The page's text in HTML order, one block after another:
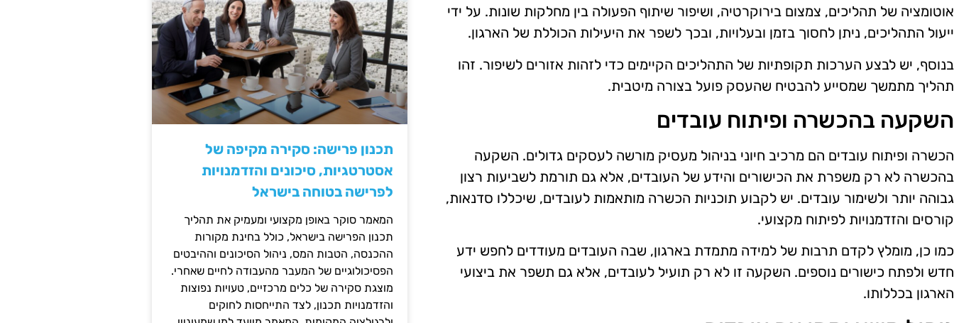
אוטומציה של תהליכים, צמצום בירוקרטיה, ושיפור שיתוף הפעולה בין מחלקות שונות. על ידי
ייעול התהליכים, ניתן לחסוך בזמן ובעלויות, ובכך לשפר את היעילות הכוללת של הארגון.
בנוסף, יש לבצע הערכות תקופתיות של התהליכים הקיימים כדי לזהות אזורים לשיפור. זהו
תהליך מתמשך שמסייע להבטיח שהעסק פועל בצורה מיטבית.
השקעה בהכשרה ופיתוח עובדים
הכשרה ופיתוח עובדים הם מרכיב חיוני בניהול מעסיק מורשה לעסקים גדולים. השקעה
בהכשרה לא רק משפרת את הכישורים והידע של העובדים, אלא גם תורמת לשביעות רצון
גבוהה יותר ולשימור עובדים. יש לקבוע תוכניות הכשרה מותאמות לעובדים, שיכללו סדנאות,
קורסים והזדמנויות לפיתוח מקצועי.
כמו כן, מומלץ לקדם תרבות של למידה מתמדת בארגון, שבה העובדים מעודדים לחפש ידע
חדש ולפתח כישורים נוספים. השקעה זו לא רק תועיל לעובדים, אלא גם תשפר את ביצועי
הארגון בכללותו.
תכנון פרישה: סקירה מקיפה של
אסטרטגיות, סיכונים והזדמנויות
לפרישה בטוחה בישראל
המאמר סוקר באופן מקצועי ומעמיק את תהליך
תכנון הפרישה בישראל, כולל בחינת מקורות
ההכנסה, הטבות המס, ניהול הסיכונים וההיבטים
הפסיכולוגיים של המעבר מהעבודה לחיים שאחרי.
מוצגת סקירה של כלים מרכזיים, טעויות נפוצות
והזדמנויות תכנון, לצד התייחסות לחוקים